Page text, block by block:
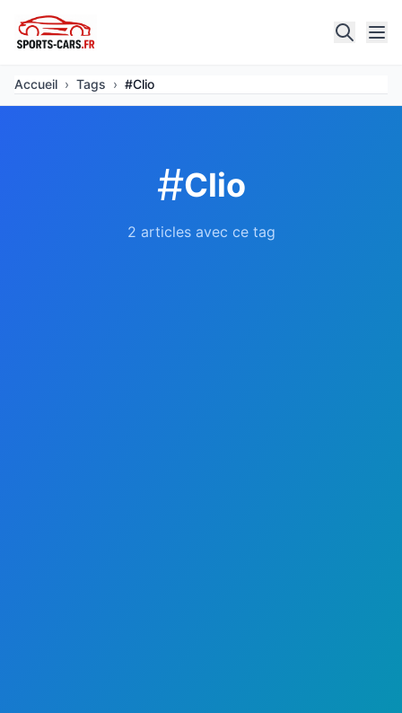
Accueil › Tags › #Clio
#Clio
2 articles avec ce tag